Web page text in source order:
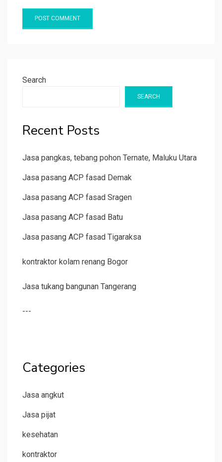
Search
SEARCH
Recent Posts
Jasa pangkas, tebang pohon Ternate, Maluku Utara
Jasa pasang ACP fasad Demak
Jasa pasang ACP fasad Sragen
Jasa pasang ACP fasad Batu
Jasa pasang ACP fasad Tigaraksa
kontraktor kolam renang Bogor
Jasa tukang bangunan Tangerang
---
Categories
Jasa angkut
Jasa pijat
kesehatan
kontraktor